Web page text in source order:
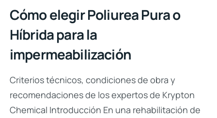
Cómo elegir Poliurea Pura o
Híbrida para la
impermeabilización
Criterios técnicos, condiciones de obra y
recomendaciones de los expertos de Krypton
Chemical Introducción En una rehabilitación de